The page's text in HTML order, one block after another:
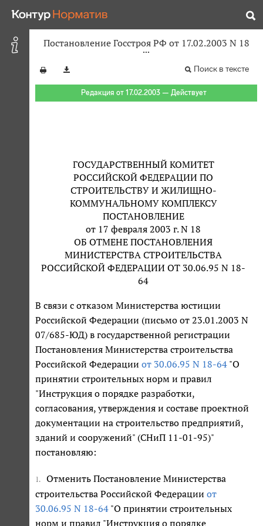
Постановление Госстроя РФ от 17.02.2003 N 18
Поиск в тексте
Редакция от 17.02.2003 — Действует
ГОСУДАРСТВЕННЫЙ КОМИТЕТ
РОССИЙСКОЙ ФЕДЕРАЦИИ ПО
СТРОИТЕЛЬСТВУ И ЖИЛИЩНО-
КОММУНАЛЬНОМУ КОМПЛЕКСУ
ПОСТАНОВЛЕНИЕ
от 17 февраля 2003 г. N 18
ОБ ОТМЕНЕ ПОСТАНОВЛЕНИЯ
МИНИСТЕРСТВА СТРОИТЕЛЬСТВА
РОССИЙСКОЙ ФЕДЕРАЦИИ ОТ 30.06.95 N 18-
64
В связи с отказом Министерства юстиции
Российской Федерации (письмо от 23.01.2003 N
07/685-ЮД) в государственной регистрации
Постановления Министерства строительства
Российской Федерации от 30.06.95 N 18-64 "О
принятии строительных норм и правил
"Инструкция о порядке разработки,
согласования, утверждения и составе проектной
документации на строительство предприятий,
зданий и сооружений" (СНиП 11-01-95)"
постановляю:
1.
Отменить Постановление Министерства
строительства Российской Федерации от
30.06.95 N 18-64 "О принятии строительных
норм и правил "Инструкция о порядке